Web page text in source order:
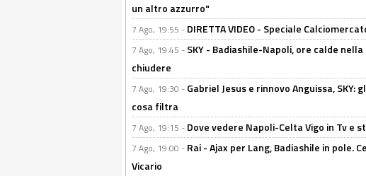
un altro azzurro"
7 Ago, 19:55 - DIRETTA VIDEO - Speciale
7 Ago, 19:45 - SKY - Badiashile-Napoli, ore calde
chiudere
7 Ago, 19:30 - Gabriel Jesus e rinnovo Anguissa, SKY:
cosa filtra
7 Ago, 19:15 - Dove vedere Napoli-Celta Vigo in Tv e
7 Ago, 19:00 - Rai - Ajax per Lang, Badiashile in pole.
Vicario